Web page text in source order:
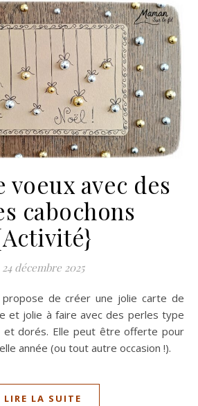
voeux avec des
cabochons
24 décembre 2025
et jolie à faire avec des perles type
et dorés. Elle peut être offerte pour
année (ou tout autre occasion !).
LIRE LA SUITE